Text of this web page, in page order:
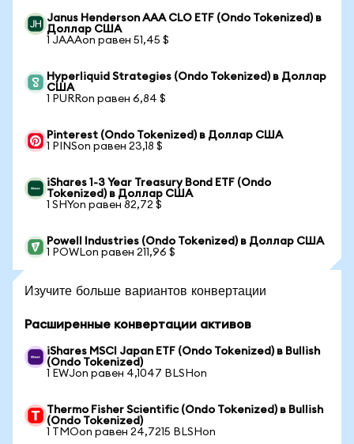
Janus Henderson AAA CLO ETF (Ondo Tokenized) в
Доллар США
1 JAAAon равен 51,45 $
Hyperliquid Strategies (Ondo Tokenized) в Доллар
США
1 PURRon равен 6,84 $
Pinterest (Ondo Tokenized) в Доллар США
1 PINSon равен 23,18 $
iShares 1-3 Year Treasury Bond ETF (Ondo
Tokenized) в Доллар США
1 SHYon равен 82,72 $
Powell Industries (Ondo Tokenized) в Доллар США
1 POWLon равен 211,96 $
Изучите больше вариантов конвертации
Расширенные конвертации активов
iShares MSCI Japan ETF (Ondo Tokenized) в Bullish
(Ondo Tokenized)
1 EWJon равен 4,1047 BLSHon
Thermo Fisher Scientific (Ondo Tokenized) в Bullish
(Ondo Tokenized)
1 TMOon равен 24,7215 BLSHon